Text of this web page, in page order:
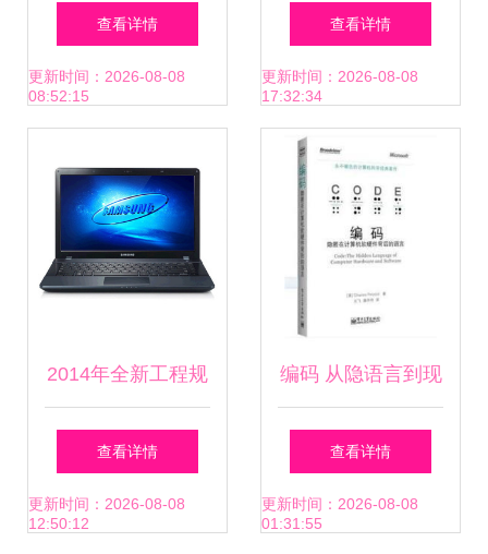
置攻略 轻松实现游
戏五开多开与稳定
查看详情
更新时间：2026-08-08
08:52:15
基础 计算机软硬件
深度解析
查看详情
更新时间：2026-08-08
17:32:34
2014年全新工程规
化 阿里时代高科远
程控制方案全景透
查看详情
更新时间：2026-08-08
12:50:12
编码 从隐语言到现
代软硬件的华丽交
响
查看详情
更新时间：2026-08-08
01:31:55